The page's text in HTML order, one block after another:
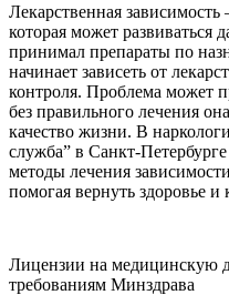
Лекарственная
которая может развиваться
принимал препараты по
начинает зависеть от
контроля. Проблема может
без правильного лечения
качество жизни. В
служба” в Санкт-
методы лечения
помогая вернуть здоровье
Лицензии на медицинскую
требованиям Минздрава